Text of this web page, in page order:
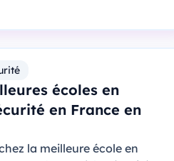
écoles en
en France en
la meilleure école en